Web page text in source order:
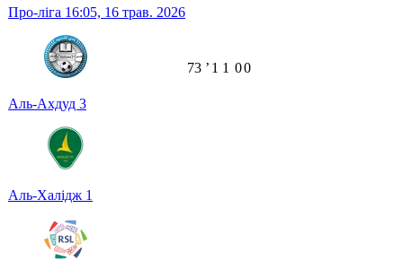
Про-ліга 16:05, 16 трав. 2026
Аль-Ахдуд 3
Аль-Халідж 1
73 ʼ 1 1 00